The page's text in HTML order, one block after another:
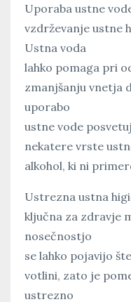
Uporaba ustne
vzdrževanje ustne
Ustna voda
lahko pomaga pri
zmanjšanju vnetja
uporabo
ustne vode
nekatere vrste
alkohol, ki ni
Ustrezna ustna
ključna za zdravje
nosečnostjo
se lahko pojavijo
votlini, zato je
ustrezno